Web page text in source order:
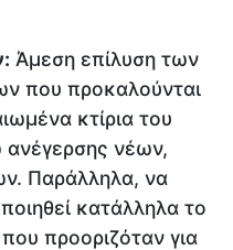
Άμεση επίλυση των
που προκαλούνται
κτίρια του
νέων,
Παράλληλα, να
κατάλληλα το
προοριζόταν για